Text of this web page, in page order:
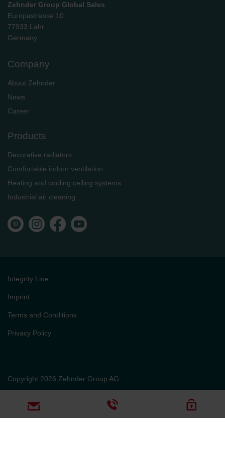
Zehnder Group Global Sales
Europastrasse 10
77933 Lahr
Germany
Company
About Zehnder
News
Career
Products
Decorative radiators
Comfortable indoor ventilation
Heating and cooling ceiling systems
Industrial air cleaning
Copyright 2026 Zehnder Group AG
Integrity Line
Imprint
Terms and Conditions
Privacy Policy